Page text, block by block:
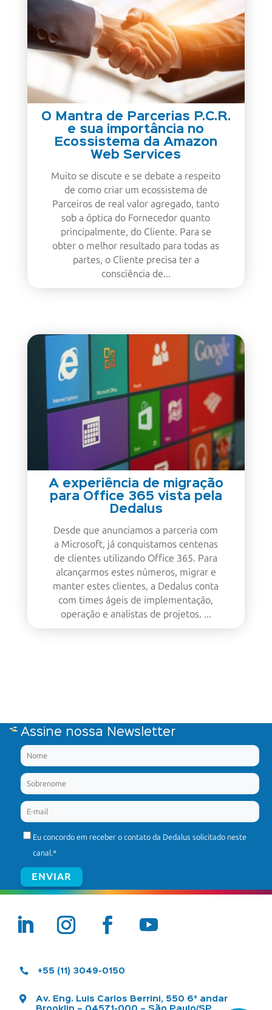
O Mantra de Parcerias P.C.R.
e sua importância no
Ecossistema da Amazon
Web Services
Muito se discute e se debate a respeito
de como criar um ecossistema de
Parceiros de real valor agregado, tanto
sob a óptica do Fornecedor quanto
principalmente, do Cliente. Para se
obter o melhor resultado para todas as
partes, o Cliente precisa ter a
consciência de...
A experiência de migração
para Office 365 vista pela
Dedalus
Desde que anunciamos a parceria com
a Microsoft, já conquistamos centenas
de clientes utilizando Office 365. Para
alcançarmos estes números, migrar e
manter estes clientes, a Dedalus conta
com times ágeis de implementação,
operação e analistas de projetos. ...
Assine nossa Newsletter
Eu concordo em receber o contato da Dedalus solicitado neste
canal.*
 +55 (11) 3049-0150

Av. Eng. Luis Carlos Berrini, 550 6° andar